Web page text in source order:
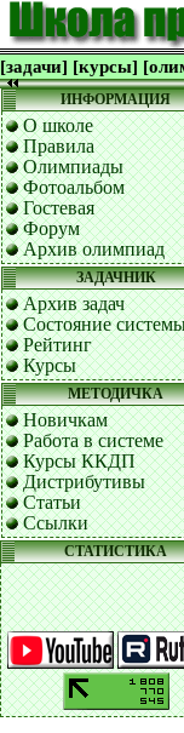
[задачи] [курсы]
ИНФОРМАЦИЯ
О школе
Правила
Олимпиады
Фотоальбом
Гостевая
Форум
Архив олимпиад
ЗАДАЧНИК
Архив задач
Состояние
Рейтинг
Курсы
МЕТОДИЧКА
Новичкам
Работа в системе
Курсы ККДП
Дистрибутивы
Статьи
Ссылки
СТАТИСТИКА